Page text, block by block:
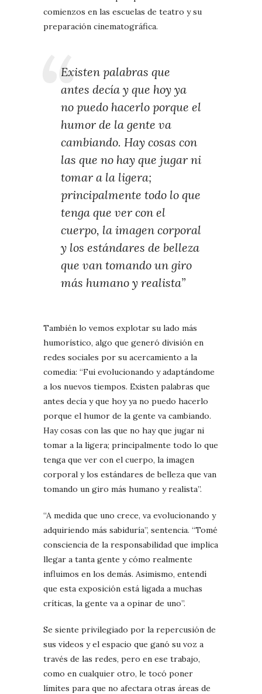
comienzos en las escuelas de teatro y su
preparación cinematográfica.
Existen palabras que
antes decía y que hoy ya
no puedo hacerlo porque el
humor de la gente va
cambiando. Hay cosas con
las que no hay que jugar ni
tomar a la ligera;
principalmente todo lo que
tenga que ver con el
cuerpo, la imagen corporal
y los estándares de belleza
que van tomando un giro
más humano y realista”
También lo vemos explotar su lado más
humorístico, algo que generó división en
redes sociales por su acercamiento a la
comedia: “Fui evolucionando y adaptándome
a los nuevos tiempos. Existen palabras que
antes decía y que hoy ya no puedo hacerlo
porque el humor de la gente va cambiando.
Hay cosas con las que no hay que jugar ni
tomar a la ligera; principalmente todo lo que
tenga que ver con el cuerpo, la imagen
corporal y los estándares de belleza que van
tomando un giro más humano y realista”.
“A medida que uno crece, va evolucionando y
adquiriendo más sabiduría”, sentencia. “Tomé
consciencia de la responsabilidad que implica
llegar a tanta gente y cómo realmente
influimos en los demás. Asimismo, entendí
que esta exposición está ligada a muchas
críticas, la gente va a opinar de uno”.
Se siente privilegiado por la repercusión de
sus videos y el espacio que ganó su voz a
través de las redes, pero en ese trabajo,
como en cualquier otro, le tocó poner
límites para que no afectara otras áreas de